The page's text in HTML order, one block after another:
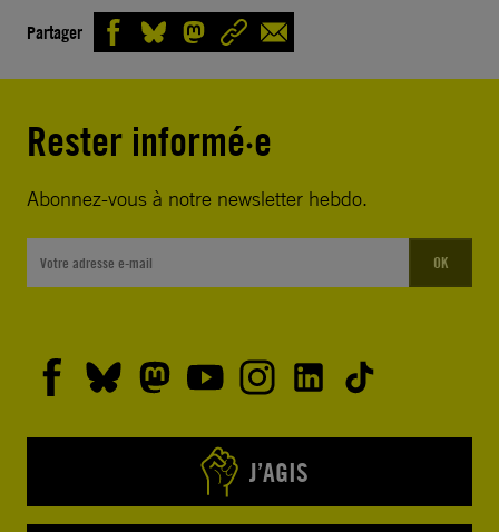
Partager
Rester informé·e
Abonnez-vous à notre newsletter hebdo.
OK
J’AGIS